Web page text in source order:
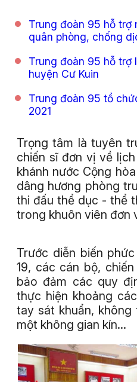
Trung đoàn 95 hỗ trợ
quân phòng, chống
Trung đoàn 95 hỗ trợ
huyện Cư Kuin
Trung đoàn 95 tổ
2021
Trọng tâm là tuyên
chiến sĩ đơn vị về
khánh nước Cộng
dâng hương phòng
thi đấu thể dục - thể
trong khuôn viên đơn
Trước diễn biến
19, các cán bộ,
bảo đảm các quy
thực hiện khoảng
tay sát khuẩn,
một không gian kín…